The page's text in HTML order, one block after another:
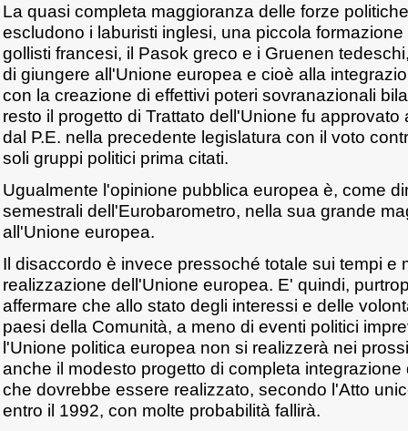
La quasi completa maggioranza delle forze
escludono i laburisti inglesi, una piccola
gollisti francesi, il Pasok greco e i Gruenen
di giungere all'Unione europea e cioè alla
con la creazione di effettivi poteri sovranazionali
resto il progetto di Trattato dell'Unione fu
dal P.E. nella precedente legislatura con il voto
soli gruppi politici prima citati.
Ugualmente l'opinione pubblica europea è, come
semestrali dell'Eurobarometro, nella sua grande
all'Unione europea.
Il disaccordo è invece pressoché totale sui tempi e
realizzazione dell'Unione europea. E' quindi,
affermare che allo stato degli interessi e delle
paesi della Comunità, a meno di eventi politici
l'Unione politica europea non si realizzerà nei
anche il modesto progetto di completa integrazione
che dovrebbe essere realizzato, secondo l'Atto
entro il 1992, con molte probabilità fallirà.